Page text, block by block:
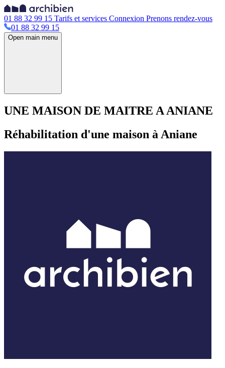
01 88 32 99 15 Tarifs et services Connexion Prenons rendez-vous
01 88 32 99 15
Open main menu
UNE MAISON DE MAITRE A ANIANE
Réhabilitation d'une maison à Aniane